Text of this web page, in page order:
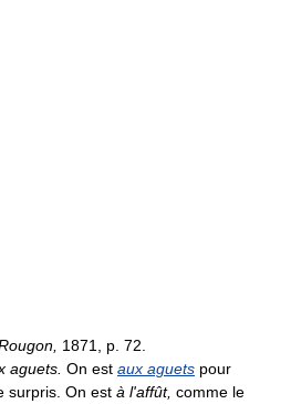
1871, p. 72.
aguets. On est aux aguets pour
surpris. On est à l'affût, comme le